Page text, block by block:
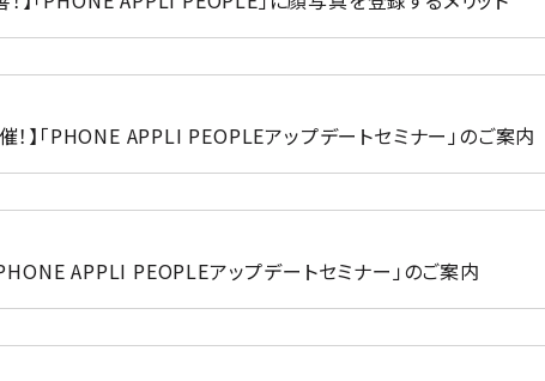
】「PHONE APPLI PEOPLEアップデートセミナー」のご案内​
APPLI PEOPLEアップデートセミナー」のご案内